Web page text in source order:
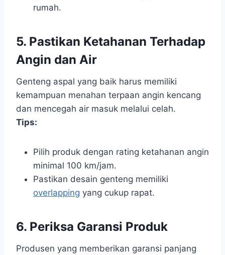
rumah.
5. Pastikan Ketahanan Terhadap
Angin dan Air
Genteng aspal yang baik harus memiliki
kemampuan menahan terpaan angin kencang
dan mencegah air masuk melalui celah.
Tips:
Pilih produk dengan rating ketahanan angin
minimal 100 km/jam.
Pastikan desain genteng memiliki
overlapping yang cukup rapat.
6. Periksa Garansi Produk
Produsen yang memberikan garansi panjang